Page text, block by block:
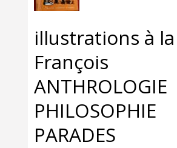
‎illustrations à
François
PHILOSOPHIE
PARADES‎